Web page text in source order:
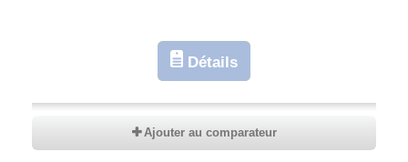
Détails
Ajouter au comparateur